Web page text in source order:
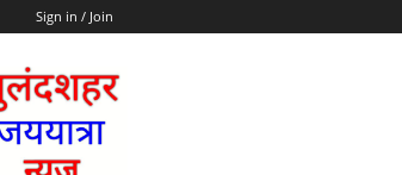
Sign in / Join